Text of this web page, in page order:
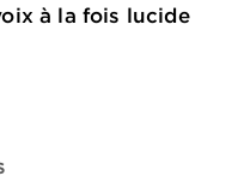
à la fois lucide